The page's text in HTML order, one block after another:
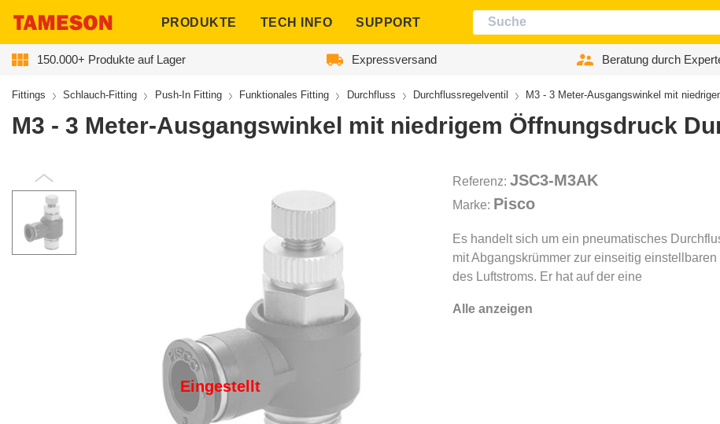
PRODUKTE TECH INFO SUPPORT
150.000+ Produkte auf Lager Expressversand Beratung durch
Fittings Schlauch-Fitting Push-In Fitting Funktionales Fitting Durchfluss Durchflussregelventil M3 - 3 Meter-Ausgangswinkel mit
M3 - 3 Meter-Ausgangswinkel mit niedrigem Öffnungsdruck
Eingestellt
Referenz: JSC3-M3AK
Marke: Pisco
Es handelt sich um ein pneumatisches
mit Abgangskrümmer zur einseitig
des Luftstroms. Er hat auf der eine
Alle anzeigen